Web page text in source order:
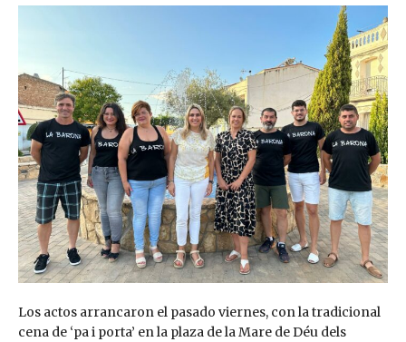
Los actos arrancaron el pasado viernes, con la tradicional
cena de ‘pa i porta’ en la plaza de la Mare de Déu dels